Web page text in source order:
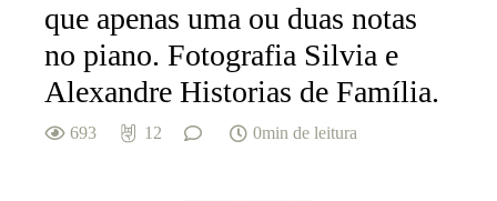
que apenas uma ou duas notas
no piano. Fotografia Silvia e
Alexandre Historias de Família.
693 12 0min de leitura